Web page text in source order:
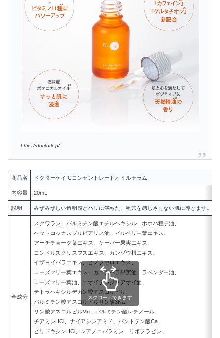
https://doctork.jp/
商品名 ドクターケイ Cコンセントレートオイルセラム
内容量 20mL
説明 みずみずしい透明感とハリに満ちた、毛穴を感じさせない肌に導きます。
全成分
スクワラン、パルミチン酸エチルヘキシル、ホホバ種子油、
ヘマトコッカスプルビアリス油、ビルベリー葉エキス、
アーチチョーク葉エキス、ケーパー果実エキス、
コンドルスクリスプスエキス、カンゾウ根エキス、
イザヨイバラエキス、ヒメフウロエキス、
ローズマリー葉エキス、カニナバラ果実油、ラベンダー油、
ローズマリー葉油、ニオイテンジクアオイ油、
テトラヘキシルデカン酸アスコルビル、
パルミチン酸アスコルビルリン酸3Na、
リン酸アスコルビルMg、パルミチン酸レチノール、
チアミンHCl、ナイアシンアミド、パントテン酸Ca、
ピリドキシンHCl、シアノコバラミン、リボフラビン、
スクロールできます